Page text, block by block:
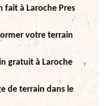
fait à Laroche Pres
votre terrain
gratuit à Laroche
de terrain dans le